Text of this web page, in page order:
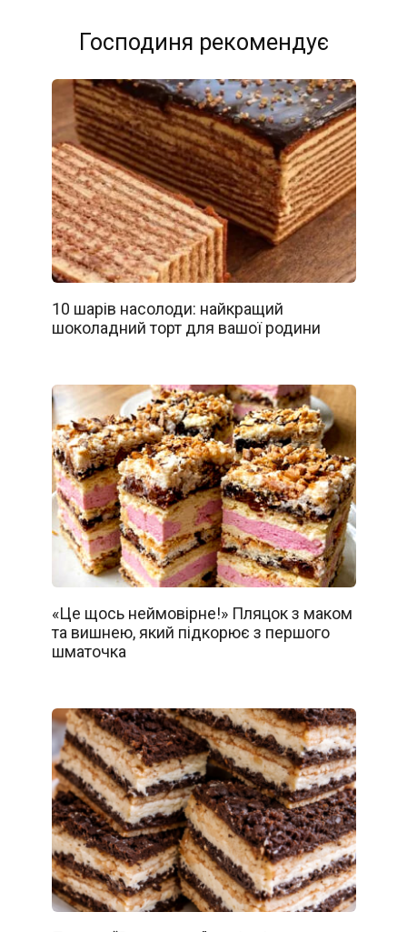
Господиня рекомендує
10 шарів насолоди: найкращий
шоколадний торт для вашої родини
«Це щось неймовірне!» Пляцок з маком
та вишнею, який підкорює з першого
шматочка